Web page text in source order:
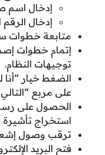
إدخال اسم
إدخال
متابعة خطوات
إتمام خطوات
توجيهات النظام.
الضغط خيار
على مربع
الحصول على
استخراج تأشيرة
ترقب وصول
فتح البريد